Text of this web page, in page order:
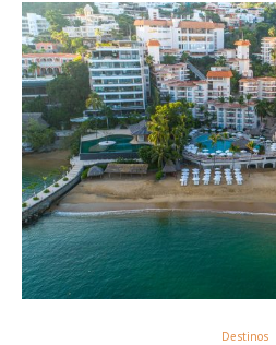
Destinos